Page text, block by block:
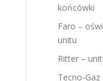
końcówki
Faro –
unitu
Ritter –
Tecno-